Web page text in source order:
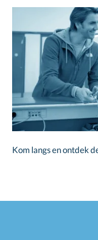
Kom langs en ontdek